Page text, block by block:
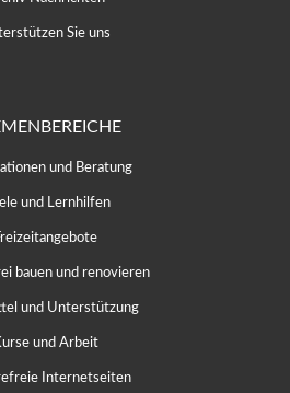
Sie uns
und Beratung
und Lernhilfen
bauen und renovieren
und Unterstützung
und Arbeit
Internetseiten